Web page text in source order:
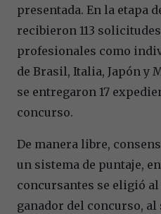
presentada. En la etapa
recibieron 113
profesionales como
de Brasil, Italia, Japón y
se entregaron 17
concurso.
De manera libre,
un sistema de puntaje,
concursantes se eligió al
ganador del concurso, al